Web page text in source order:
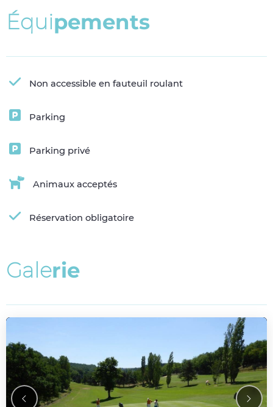
Équipements
Non accessible en fauteuil roulant
Parking
Parking privé
Animaux acceptés
Réservation obligatoire
Galerie